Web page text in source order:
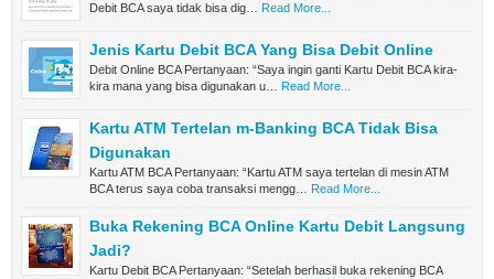
Debit BCA saya tidak bisa dig…
Read More...
Jenis Kartu Debit BCA Yang Bisa Debit Online
Debit Online BCA Pertanyaan: “Saya ingin ganti Kartu Debit BCA kira-
kira mana yang bisa digunakan u…
Read More...
Kartu ATM Tertelan m-Banking BCA Tidak Bisa
Digunakan
Kartu ATM BCA Pertanyaan: “Kartu ATM saya tertelan di mesin ATM
BCA terus saya coba transaksi mengg…
Read More...
Buka Rekening BCA Online Kartu Debit Langsung
Jadi?
Kartu Debit BCA Pertanyaan: “Setelah berhasil buka rekening BCA